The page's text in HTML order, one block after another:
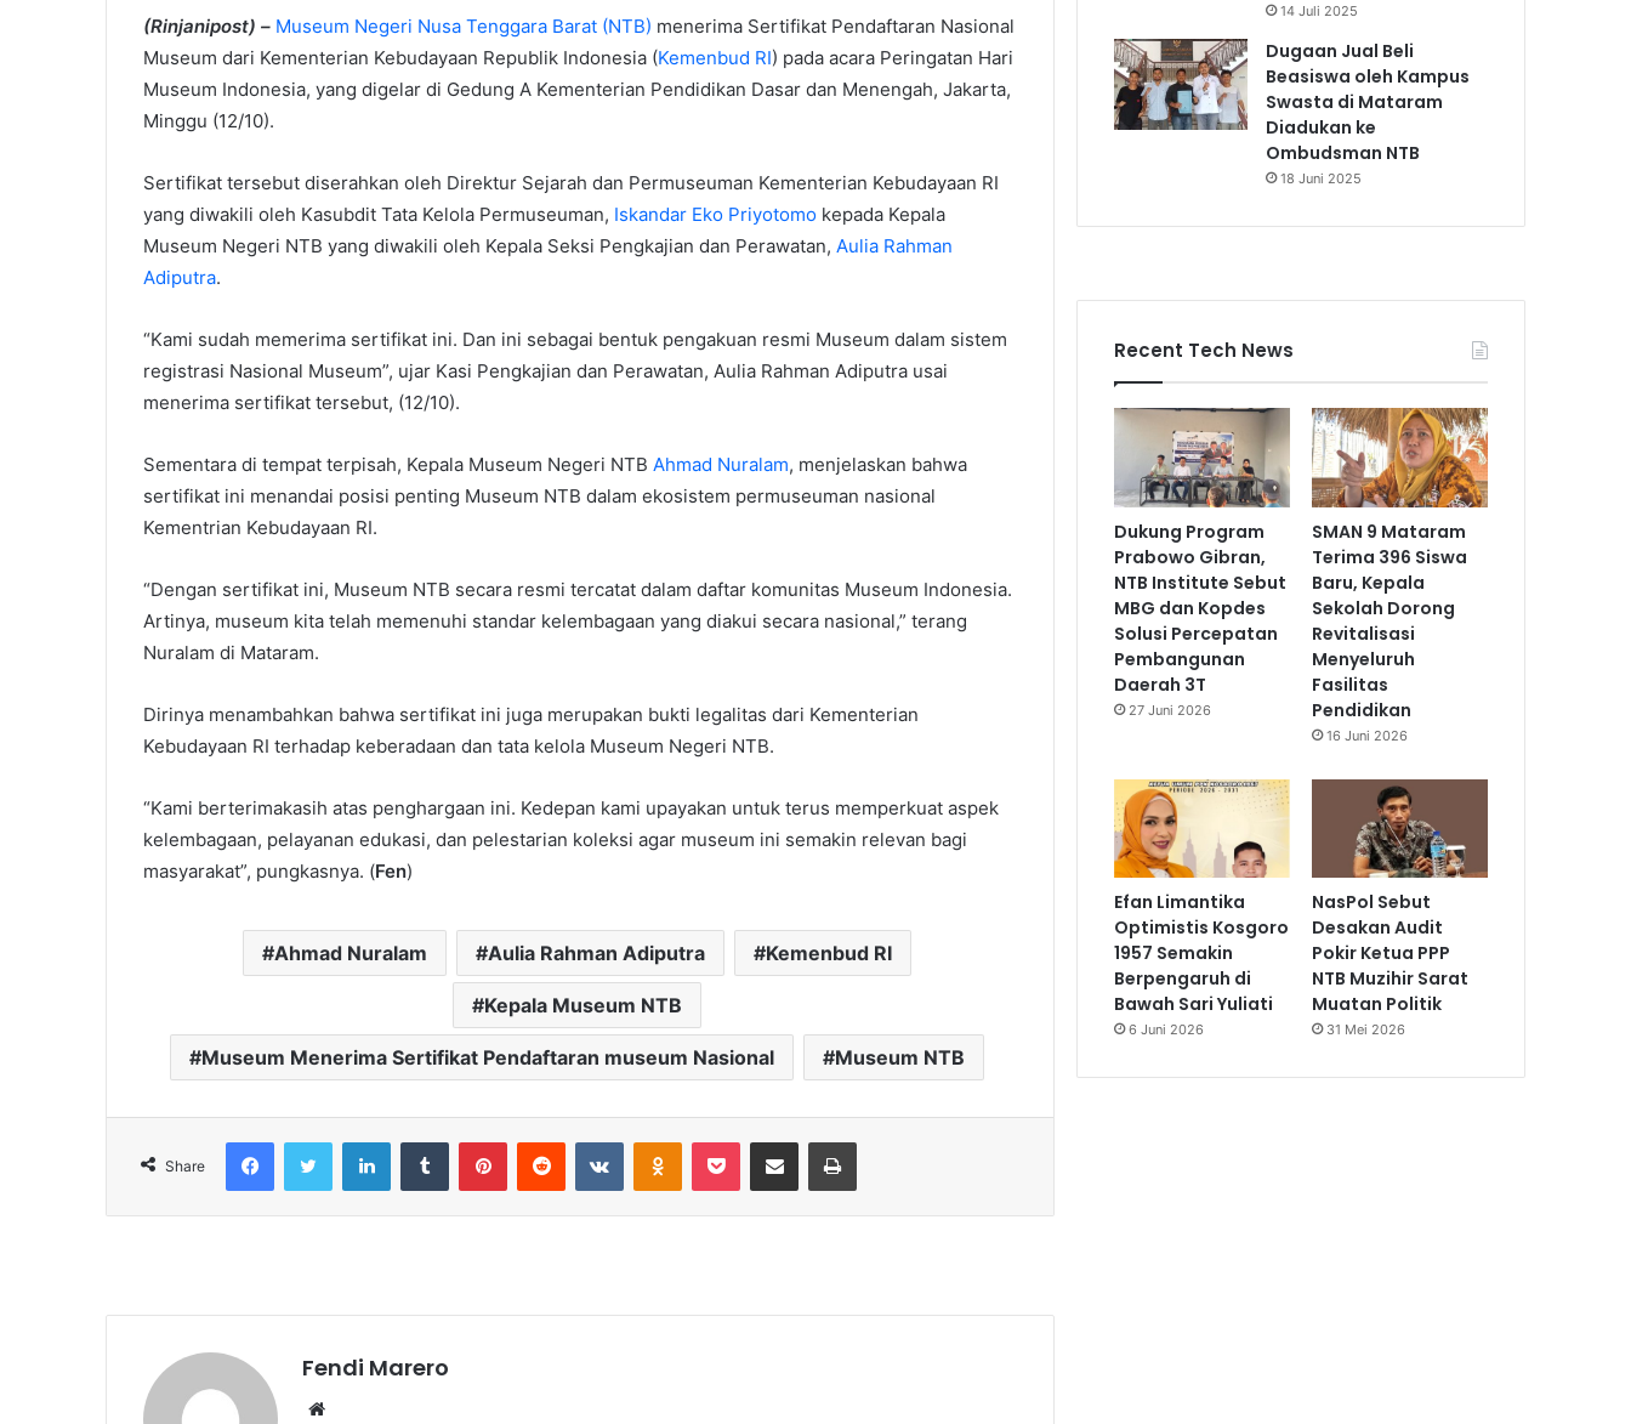
(Rinjanipost) – Museum Negeri Nusa Tenggara Barat (NTB) menerima Sertifikat Pendaftaran Nasional
Museum dari Kementerian Kebudayaan Republik Indonesia (Kemenbud RI) pada acara Peringatan Hari
Museum Indonesia, yang digelar di Gedung A Kementerian Pendidikan Dasar dan Menengah, Jakarta,
Minggu (12/10).
Sertifikat tersebut diserahkan oleh Direktur Sejarah dan Permuseuman Kementerian Kebudayaan RI
yang diwakili oleh Kasubdit Tata Kelola Permuseuman, Iskandar Eko Priyotomo kepada Kepala
Museum Negeri NTB yang diwakili oleh Kepala Seksi Pengkajian dan Perawatan, Aulia Rahman
Adiputra.
“Kami sudah memerima sertifikat ini. Dan ini sebagai bentuk pengakuan resmi Museum dalam sistem
registrasi Nasional Museum”, ujar Kasi Pengkajian dan Perawatan, Aulia Rahman Adiputra usai
menerima sertifikat tersebut, (12/10).
Sementara di tempat terpisah, Kepala Museum Negeri NTB Ahmad Nuralam, menjelaskan bahwa
sertifikat ini menandai posisi penting Museum NTB dalam ekosistem permuseuman nasional
Kementrian Kebudayaan RI.
“Dengan sertifikat ini, Museum NTB secara resmi tercatat dalam daftar komunitas Museum Indonesia.
Artinya, museum kita telah memenuhi standar kelembagaan yang diakui secara nasional,” terang
Nuralam di Mataram.
Dirinya menambahkan bahwa sertifikat ini juga merupakan bukti legalitas dari Kementerian
Kebudayaan RI terhadap keberadaan dan tata kelola Museum Negeri NTB.
“Kami berterimakasih atas penghargaan ini. Kedepan kami upayakan untuk terus memperkuat aspek
kelembagaan, pelayanan edukasi, dan pelestarian koleksi agar museum ini semakin relevan bagi
masyarakat”, pungkasnya. (Fen)
Ahmad Nuralam Aulia Rahman Adiputra Kemenbud RI
Kepala Museum NTB
Museum Menerima Sertifikat Pendaftaran museum Nasional Museum NTB
Share
FacebookTwitter LinkedIn Tumblr PinterestReddit VKontakteOdnoklassniki
Pocket Share via Email
Fendi Marero
14 Juli 2025
Dugaan Jual Beli
Beasiswa oleh Kampus
Swasta di Mataram
Diadukan ke
Ombudsman NTB
18 Juni 2025
Recent Tech News
Dukung Program
Prabowo Gibran,
NTB Institute Sebut
MBG dan Kopdes
Solusi Percepatan
Pembangunan
Daerah 3T
27 Juni 2026
SMAN 9 Mataram
Terima 396 Siswa
Baru, Kepala
Sekolah Dorong
Revitalisasi
Menyeluruh
Fasilitas
Pendidikan
16 Juni 2026
Efan Limantika
Optimistis Kosgoro
1957 Semakin
Berpengaruh di
Bawah Sari Yuliati
6 Juni 2026
NasPol Sebut
Desakan Audit
Pokir Ketua PPP
NTB Muzihir Sarat
Muatan Politik
31 Mei 2026